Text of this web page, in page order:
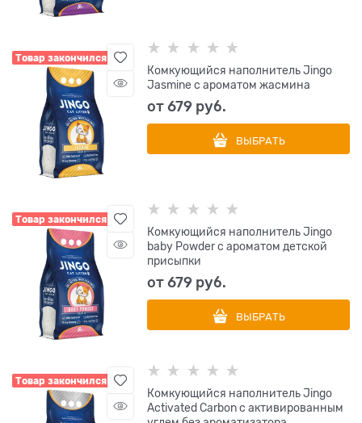
Товар закончился
Комкующийся наполнитель Jingo
Jasmine с ароматом жасмина
от679 руб.
ВЫБРАТЬ
Товар закончился
Комкующийся наполнитель Jingo
baby Powder с ароматом детской
присыпки
от679 руб.
ВЫБРАТЬ
Товар закончился
Комкующийся наполнитель Jingo
Activated Carbon с активированным